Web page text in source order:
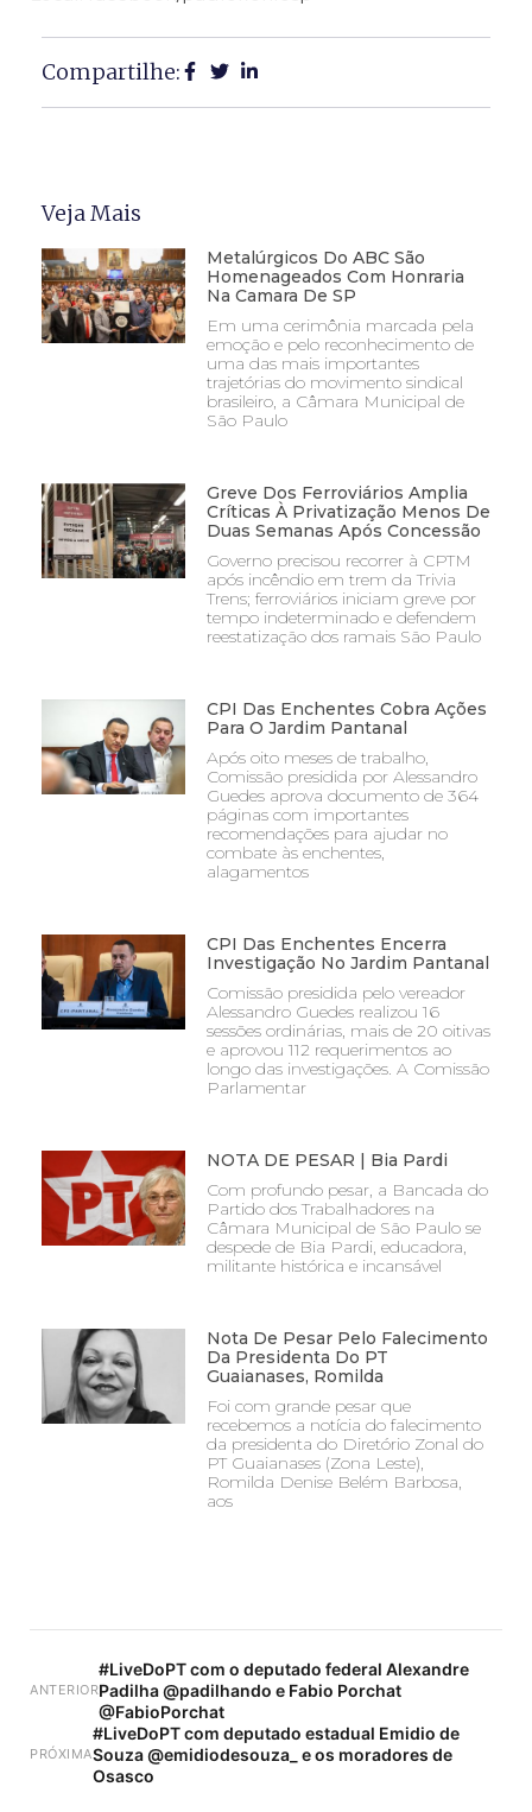
Compartilhe:
Veja Mais
Metalúrgicos Do ABC São
Homenageados Com Honraria
Na Camara De SP
Em uma cerimônia marcada pela
emoção e pelo reconhecimento de
uma das mais importantes
trajetórias do movimento sindical
brasileiro, a Câmara Municipal de
São Paulo
Greve Dos Ferroviários Amplia
Críticas À Privatização Menos De
Duas Semanas Após Concessão
Governo precisou recorrer à CPTM
após incêndio em trem da Trivia
Trens; ferroviários iniciam greve por
tempo indeterminado e defendem
reestatização dos ramais São Paulo
CPI Das Enchentes Cobra Ações
Para O Jardim Pantanal
Após oito meses de trabalho,
Comissão presidida por Alessandro
Guedes aprova documento de 364
páginas com importantes
recomendações para ajudar no
combate às enchentes,
alagamentos
CPI Das Enchentes Encerra
Investigação No Jardim Pantanal
Comissão presidida pelo vereador
Alessandro Guedes realizou 16
sessões ordinárias, mais de 20 oitivas
e aprovou 112 requerimentos ao
longo das investigações. A Comissão
Parlamentar
NOTA DE PESAR | Bia Pardi
Com profundo pesar, a Bancada do
Partido dos Trabalhadores na
Câmara Municipal de São Paulo se
despede de Bia Pardi, educadora,
militante histórica e incansável
Nota De Pesar Pelo Falecimento
Da Presidenta Do PT
Guaianases, Romilda
Foi com grande pesar que
recebemos a notícia do falecimento
da presidenta do Diretório Zonal do
PT Guaianases (Zona Leste),
Romilda Denise Belém Barbosa,
aos
ANTERIOR
#LiveDoPT com o deputado federal Alexandre
Padilha @padilhando e Fabio Porchat
@FabioPorchat
PRÓXIMA
#LiveDoPT com deputado estadual Emidio de
Souza @emidiodesouza_ e os moradores de
Osasco